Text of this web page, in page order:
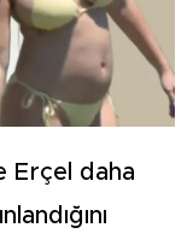
Erçel daha